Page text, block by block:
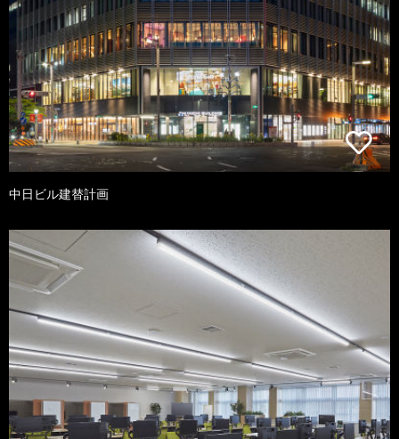
中日ビル建替計画